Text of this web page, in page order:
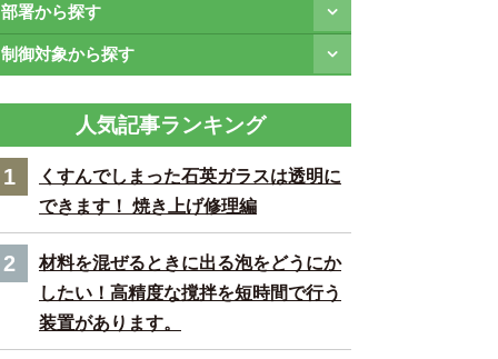
部署から探す
制御対象から探す
人気記事ランキング
1
くすんでしまった石英ガラスは透明に
できます！ 焼き上げ修理編
2
材料を混ぜるときに出る泡をどうにか
したい！高精度な撹拌を短時間で行う
装置があります。